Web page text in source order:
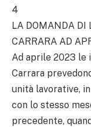
4
LA DOMANDA DI
CARRARA AD
Ad aprile 2023 le
Carrara
unità lavorative,
con lo stesso
precedente,